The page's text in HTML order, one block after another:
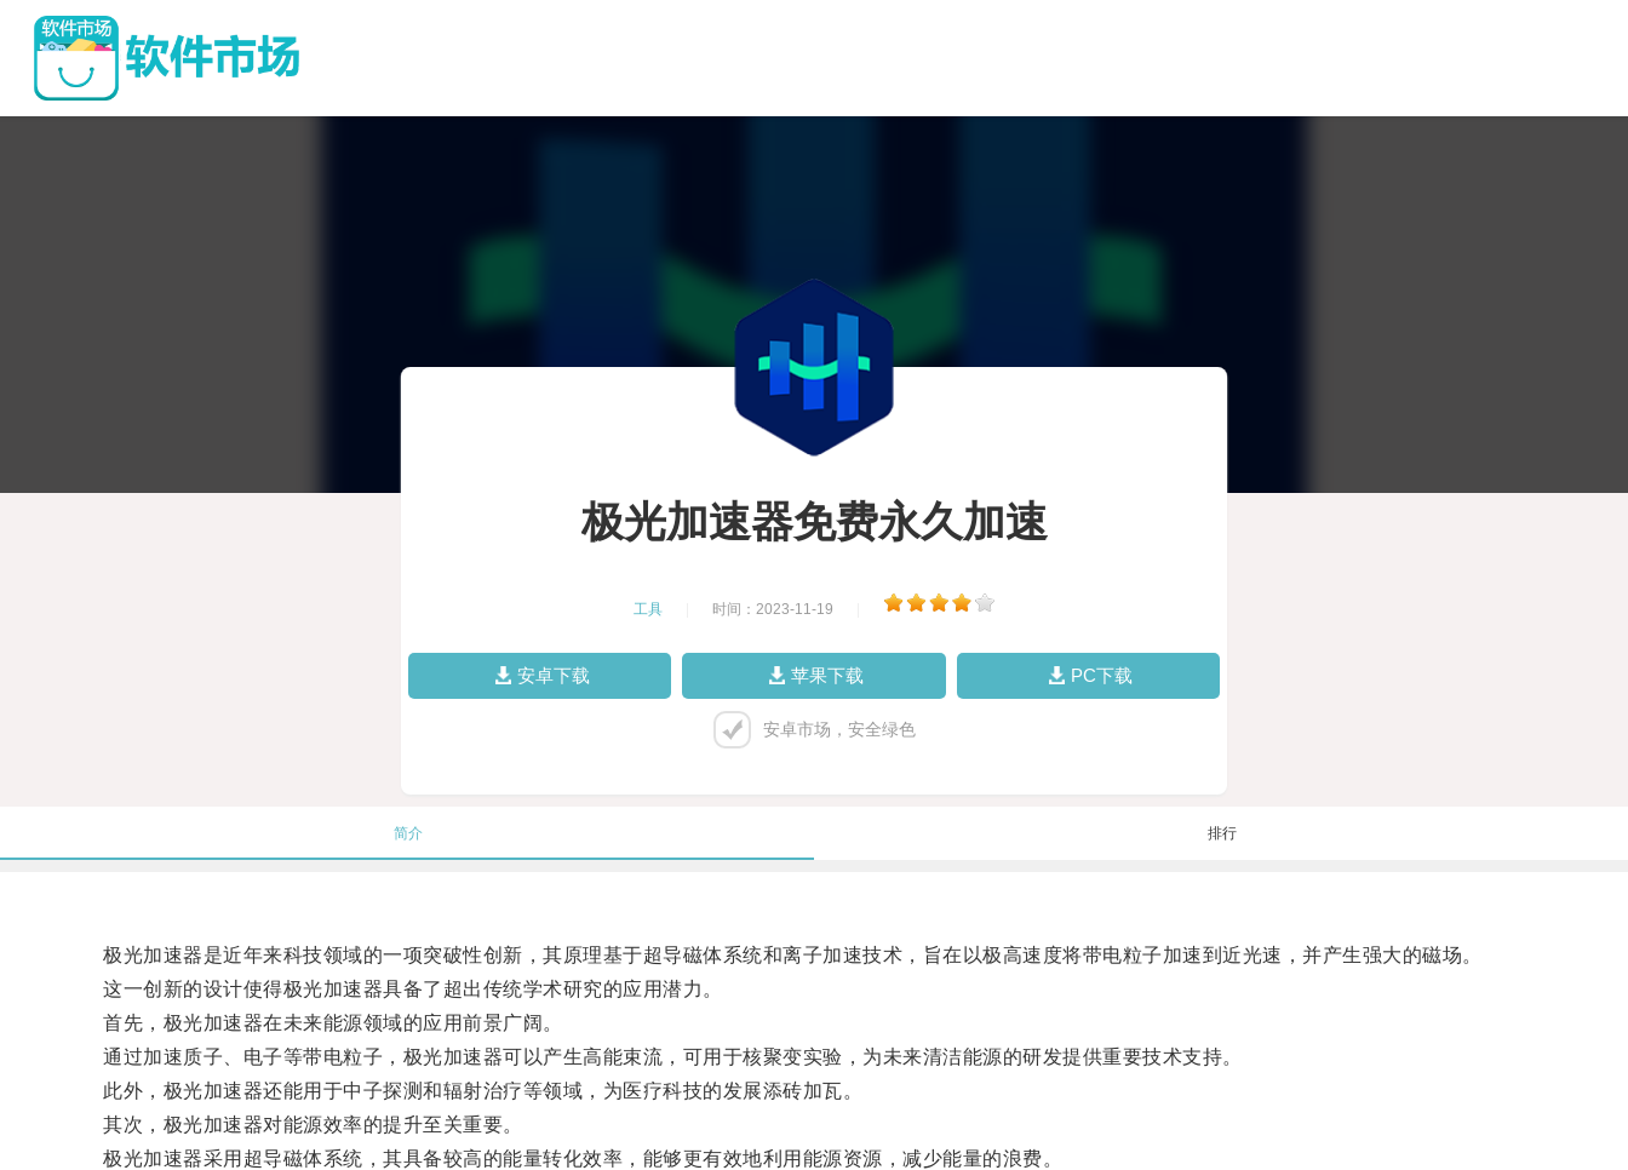
极光加速器免费永久加速
工具 时间：2023-11-19
安卓下载 苹果下载 PC下载
安卓市场，安全绿色
简介 排行
极光加速器是近年来科技领域的一项突破性创新，其原理基于超导磁体系统和离子加速技术，旨在以极高速度将带电粒子加速到近光速，并产生强大的磁场。
这一创新的设计使得极光加速器具备了超出传统学术研究的应用潜力。
首先，极光加速器在未来能源领域的应用前景广阔。
通过加速质子、电子等带电粒子，极光加速器可以产生高能束流，可用于核聚变实验，为未来清洁能源的研发提供重要技术支持。
此外，极光加速器还能用于中子探测和辐射治疗等领域，为医疗科技的发展添砖加瓦。
其次，极光加速器对能源效率的提升至关重要。
极光加速器采用超导磁体系统，其具备较高的能量转化效率，能够更有效地利用能源资源，减少能量的浪费。